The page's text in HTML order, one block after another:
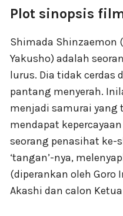
Plot sinopsis
Shimada Shinzaemon
Yakusho) adalah
lurus. Dia tidak cerdas
pantang menyerah.
menjadi samurai yang
mendapat
seorang penasihat
‘tangan’-nya,
(diperankan oleh Goro
Akashi dan calon